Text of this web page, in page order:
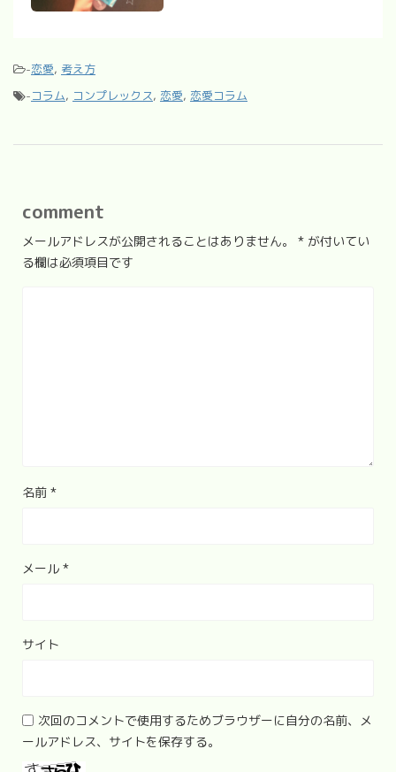
-恋愛, 考え方
-コラム, コンプレックス, 恋愛, 恋愛コラム
comment
メールアドレスが公開されることはありません。 * が付いてい
る欄は必須項目です
名前 *
メール *
サイト
次回のコメントで使用するためブラウザーに自分の名前、メ
ールアドレス、サイトを保存する。